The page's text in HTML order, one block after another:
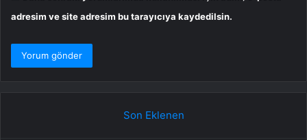
adresim ve site adresim bu tarayıcıya kaydedilsin.
Son Eklenen